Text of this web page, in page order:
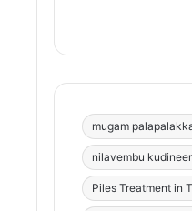
mugam
nilavembu kudineer
Piles Treatment in